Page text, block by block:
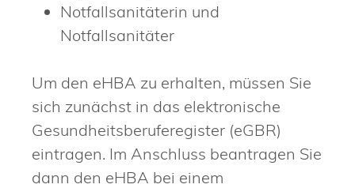
Notfallsanitäterin und
Notfallsanitäter
Um den eHBA zu erhalten, müssen Sie
sich zunächst in das elektronische
Gesundheitsberuferegister (eGBR)
eintragen. Im Anschluss beantragen Sie
dann den eHBA bei einem